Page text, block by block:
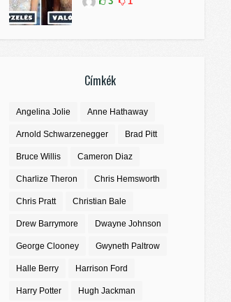
Címkék
Angelina Jolie Anne Hathaway
Arnold Schwarzenegger Brad Pitt
Bruce Willis Cameron Diaz
Charlize Theron Chris Hemsworth
Chris Pratt Christian Bale
Drew Barrymore Dwayne Johnson
George Clooney Gwyneth Paltrow
Halle Berry Harrison Ford
Harry Potter Hugh Jackman